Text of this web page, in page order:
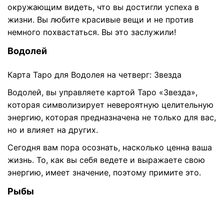
окружающим видеть, что вы достигли успеха в
жизни. Вы любите красивые вещи и не против
немного похвастаться. Вы это заслужили!
Водолей
Карта Таро для Водолея на четверг: Звезда
Водолей, вы управляете картой Таро «Звезда»,
которая символизирует невероятную целительную
энергию, которая предназначена не только для вас,
но и влияет на других.
Сегодня вам пора осознать, насколько ценна ваша
жизнь. То, как вы себя ведете и выражаете свою
энергию, имеет значение, поэтому примите это.
Рыбы